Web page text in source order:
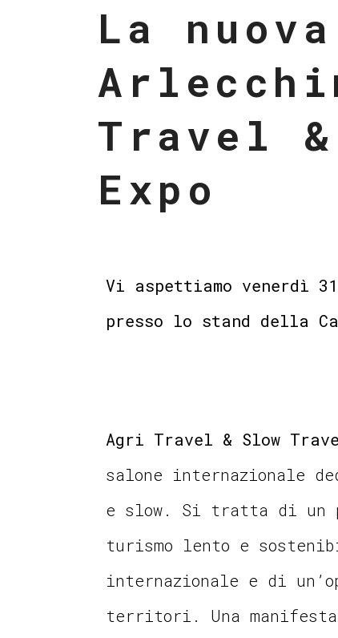
La
Travel
Expo
Vi aspettiamo venerdì
presso lo stand della
Agri Travel & Slow
salone internazionale
e slow. Si tratta di un
turismo lento e
internazionale e di
territori. Una